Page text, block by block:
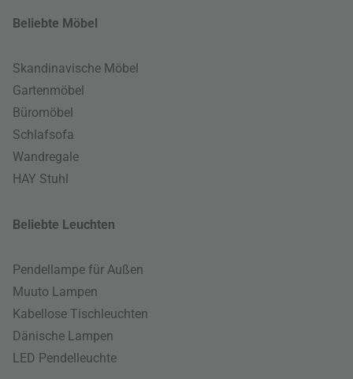
Beliebte Möbel
Skandinavische Möbel
Gartenmöbel
Büromöbel
Schlafsofa
Wandregale
HAY Stuhl
Beliebte Leuchten
Pendellampe für Außen
Muuto Lampen
Kabellose Tischleuchten
Dänische Lampen
LED Pendelleuchte